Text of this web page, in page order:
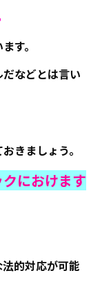
す。
などとは言い
きましょう。
におけます
的対応が可能